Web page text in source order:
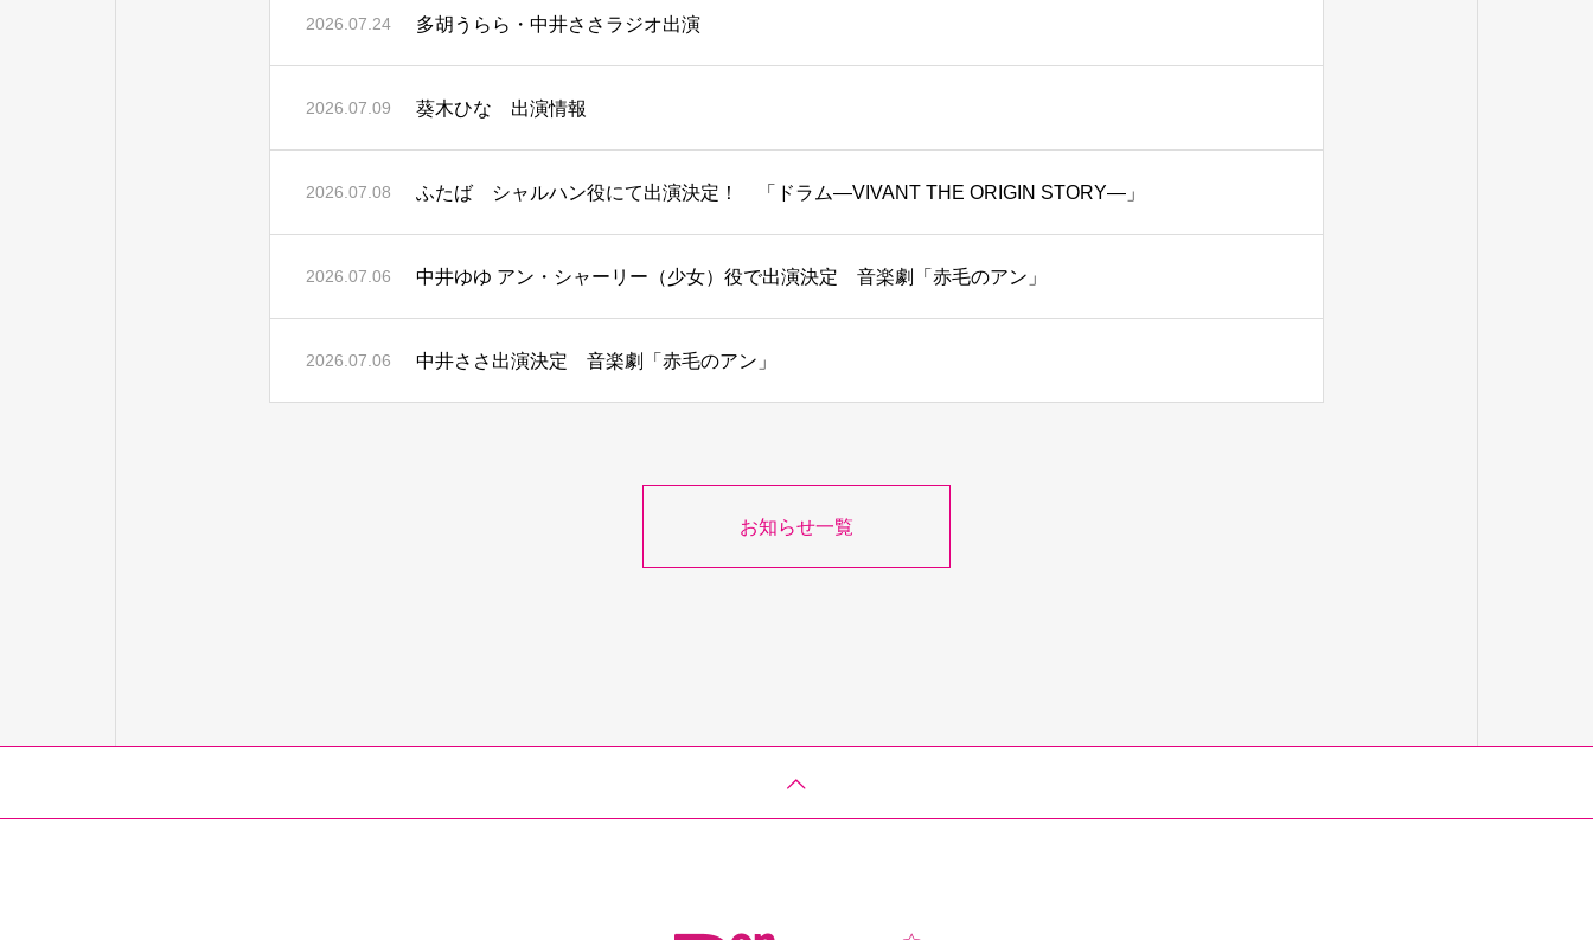
2026.07.24 多胡うらら・中井ささラジオ出演
2026.07.09 葵木ひな 出演情報
2026.07.08 ふたば シャルハン役にて出演決定！ 「ドラム―VIVANT THE ORIGIN STORY―」
2026.07.06 中井ゆゆ アン・シャーリー（少女）役で出演決定 音楽劇「赤毛のアン」
2026.07.06 中井ささ出演決定 音楽劇「赤毛のアン」
お知らせ一覧